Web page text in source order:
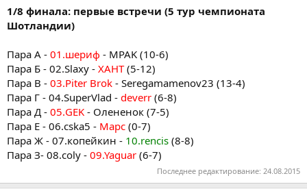
1/8 финала: первые встречи (5 тур чемпионата
Шотландии)
Пара А - 01.шериф - MPAK (10-6)
Пара Б - 02.Slaxy - ХАНТ(5-12)
Пара В - 03.Piter Brok - Seregamamenov23 (13-4)
Пара Г - 04.SuperVlad - deverr (6-8)
Пара Д - 05.GEK - Олененок (7-5)
Пара Е - 06.cska5 - Марс (0-7)
Пара Ж - 07.копейкин - 10.rencis (8-8)
Пара З- 08.coly - 09.Yaguar (6-7)
Последнее редактирование: 24.08.2015